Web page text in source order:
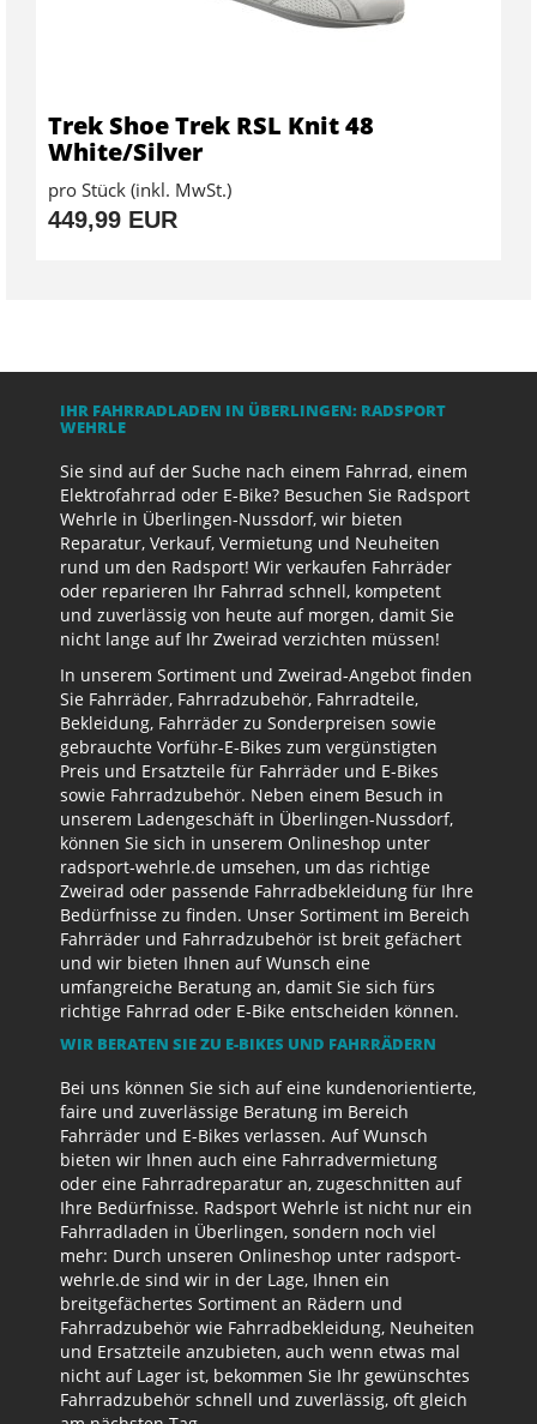
Trek Shoe Trek RSL Knit 48
White/Silver
pro Stück (inkl. MwSt.)
449,99 EUR
IHR FAHRRADLADEN IN ÜBERLINGEN: RADSPORT
WEHRLE
Sie sind auf der Suche nach einem Fahrrad, einem
Elektrofahrrad oder E-Bike? Besuchen Sie Radsport
Wehrle in Überlingen-Nussdorf, wir bieten
Reparatur, Verkauf, Vermietung und Neuheiten
rund um den Radsport! Wir verkaufen Fahrräder
oder reparieren Ihr Fahrrad schnell, kompetent
und zuverlässig von heute auf morgen, damit Sie
nicht lange auf Ihr Zweirad verzichten müssen!
In unserem Sortiment und Zweirad-Angebot finden
Sie Fahrräder, Fahrradzubehör, Fahrradteile,
Bekleidung, Fahrräder zu Sonderpreisen sowie
gebrauchte Vorführ-E-Bikes zum vergünstigten
Preis und Ersatzteile für Fahrräder und E-Bikes
sowie Fahrradzubehör. Neben einem Besuch in
unserem Ladengeschäft in Überlingen-Nussdorf,
können Sie sich in unserem Onlineshop unter
radsport-wehrle.de umsehen, um das richtige
Zweirad oder passende Fahrradbekleidung für Ihre
Bedürfnisse zu finden. Unser Sortiment im Bereich
Fahrräder und Fahrradzubehör ist breit gefächert
und wir bieten Ihnen auf Wunsch eine
umfangreiche Beratung an, damit Sie sich fürs
richtige Fahrrad oder E-Bike entscheiden können.
WIR BERATEN SIE ZU E-BIKES UND FAHRRÄDERN
Bei uns können Sie sich auf eine kundenorientierte,
faire und zuverlässige Beratung im Bereich
Fahrräder und E-Bikes verlassen. Auf Wunsch
bieten wir Ihnen auch eine Fahrradvermietung
oder eine Fahrradreparatur an, zugeschnitten auf
Ihre Bedürfnisse. Radsport Wehrle ist nicht nur ein
Fahrradladen in Überlingen, sondern noch viel
mehr: Durch unseren Onlineshop unter radsport-
wehrle.de sind wir in der Lage, Ihnen ein
breitgefächertes Sortiment an Rädern und
Fahrradzubehör wie Fahrradbekleidung, Neuheiten
und Ersatzteile anzubieten, auch wenn etwas mal
nicht auf Lager ist, bekommen Sie Ihr gewünschtes
Fahrradzubehör schnell und zuverlässig, oft gleich